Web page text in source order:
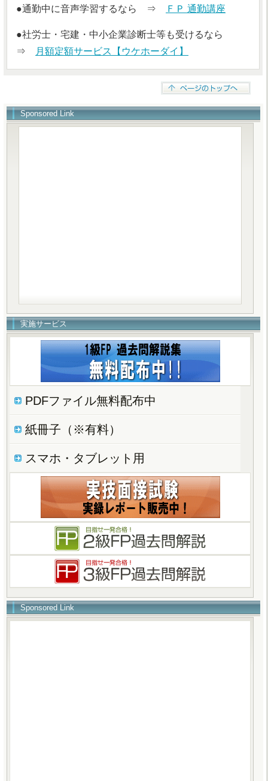
●通勤中に音声学習するなら ⇒ ＦＰ 通勤講座
●社労士・宅建・中小企業診断士等も受けるなら
⇒
月額定額サービス【ウケホーダイ】
Sponsored Link
実施サービス
PDFファイル無料配布中
紙冊子（※有料）
スマホ・タブレット用
Sponsored Link